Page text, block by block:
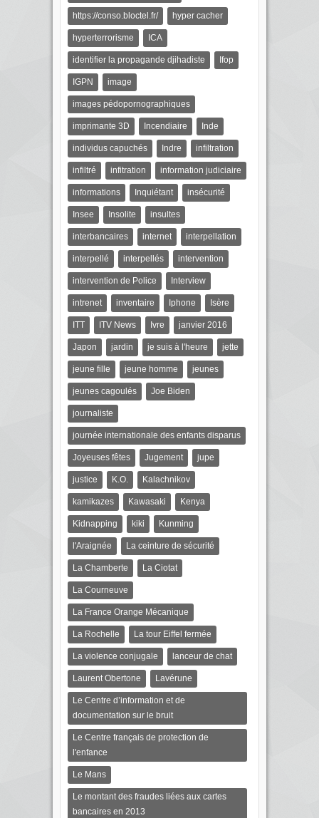
https://conso.bloctel.fr/ hyper cacher
hyperterrorisme ICA
identifier la propagande djihadiste Ifop
IGPN image
images pédopornographiques
imprimante 3D Incendiaire Inde
individus capuchés Indre infiltration
infiltré infitration information judiciaire
informations Inquiétant insécurité
Insee Insolite insultes
interbancaires internet interpellation
interpellé interpellés intervention
intervention de Police Interview
intrenet inventaire Iphone Isère
ITT ITV News Ivre janvier 2016
Japon jardin je suis à l'heure jette
jeune fille jeune homme jeunes
jeunes cagoulés Joe Biden
journaliste
journée internationale des enfants disparus
Joyeuses fêtes Jugement jupe
justice K.O. Kalachnikov
kamikazes Kawasaki Kenya
Kidnapping kiki Kunming
l'Araignée La ceinture de sécurité
La Chamberte La Ciotat
La Courneuve
La France Orange Mécanique
La Rochelle La tour Eiffel fermée
La violence conjugale lanceur de chat
Laurent Obertone Lavérune
Le Centre d’information et de
documentation sur le bruit
Le Centre français de protection de
l'enfance
Le Mans
Le montant des fraudes liées aux cartes
bancaires en 2013